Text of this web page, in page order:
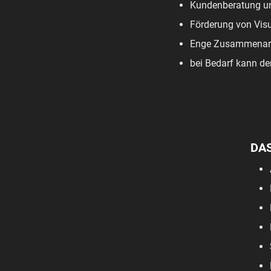
Kundenberatung
Förderung von
Enge
bei Bedarf kann